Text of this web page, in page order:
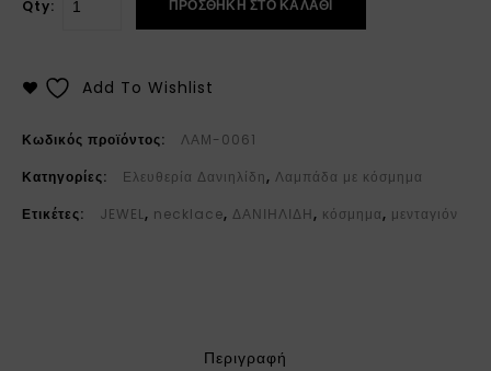
Qty: ΠΡΟΣΘΉΚΗ ΣΤΟ ΚΑΛΆΘΙ
Add To Wishlist
Κωδικός προϊόντος:
ΛΑΜ-0061
Κατηγορίες:
Ελευθερία Δανιηλίδη, Λαμπάδα με κόσμημα
Ετικέτες:
JEWEL, necklace, ΔΑΝΙΗΛΙΔΗ, κόσμημα, μενταγιόν
Περιγραφή